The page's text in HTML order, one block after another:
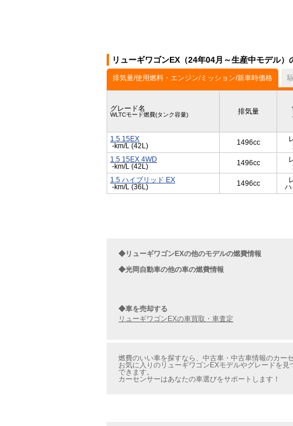
リューギワゴンEX（24年04月～生産中モデル）
排気量/使用燃料・エンジン/ミッション/新車時価格
グレード名
WLTCモード燃費(タンク容量) 排気量
1.5 15EX
-km/L (42L)
1496cc
1.5 15EX 4WD
-km/L (42L)
1496cc
1.5 ハイブリッド EX
-km/L (36L)
1496cc
ハ
◆リューギワゴンEXの他のモデルの燃費情報
◆光岡自動車の他の車の燃費情報
◆車を売却する
リューギワゴンEXの車買取・車査定
燃費のいい車を探すなら、中古車・中古車情報のカー
お気に入りのリューギワゴンEXモデルやグレードを
できます。
カーセンサーはあなたの車選びをサポートします！